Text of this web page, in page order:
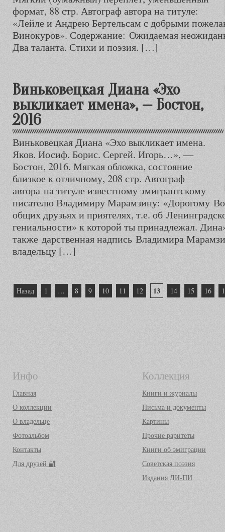
формат, 88 стр. Автограф автора на титуле:
«Лейле и Андрею Бертельсам с добрыми
Винокуров». Содержание: Ожидаемая
Два таланта. Стихи и поэзия. […]
Виньковецкая Диана «Эхо
выкликает имена», — Бостон,
2016
Виньковецкая Диана «Эхо выкликает имена.
Яков. Иосиф. Борис. Сергей. Игорь…», —
Бостон, 2016. Мягкая обложка, состояние
близкое к отличному, 208 стр. Автограф
автора на титуле известному эмигрантскому
писателю Владимиру Марамзину: «Дорогому
общих друзьях и приятелях, т.е. об
гениальности» к которой ты принадлежал.
также дарственная надпись Владимира
владельцу […]
Пагинация
Назад 1 … 8 9 10 11 12 13 14 15 16
Инфо
Главная
О коллекции
О владельце
Фотоальбом
Контакты
Для друзей 🔐
Коллекция
Книги и журналы
Письма и документы
Картины
Прочие раритеты
Книги об эмиграции
Советская поэзия
Издания ДИ-ПИ